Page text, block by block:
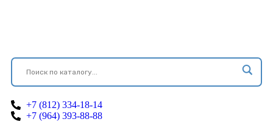
+7 (812) 334-18-14
+7 (964) 393-88-88